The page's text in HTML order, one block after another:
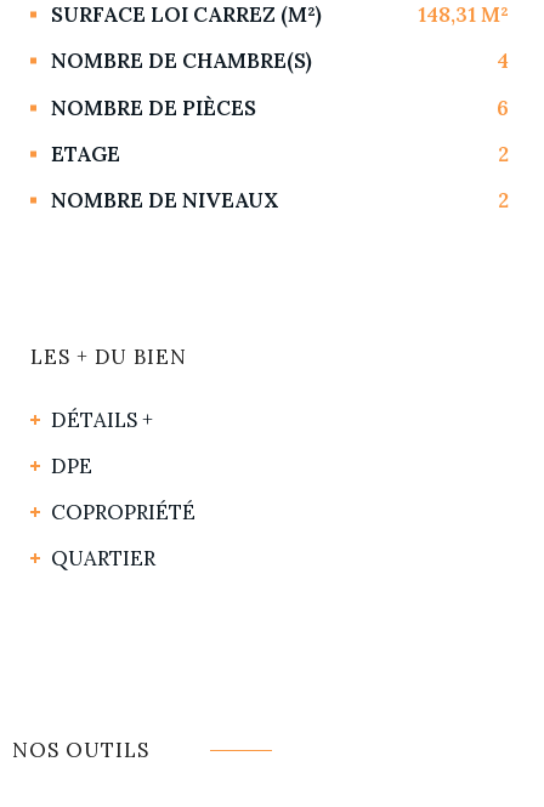
SURFACE LOI CARREZ (M²)
148,31 M²
NOMBRE DE CHAMBRE(S)
4
NOMBRE DE PIÈCES
6
ETAGE
2
NOMBRE DE NIVEAUX
2
LES + DU BIEN
DÉTAILS +
DPE
COPROPRIÉTÉ
QUARTIER
NOS OUTILS